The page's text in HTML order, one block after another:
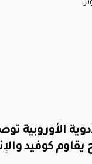
الأوروبية
يقاوم كوفيد